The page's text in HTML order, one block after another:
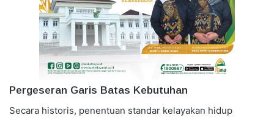
Pergeseran Garis Batas Kebutuhan
Secara historis, penentuan standar kelayakan hidup